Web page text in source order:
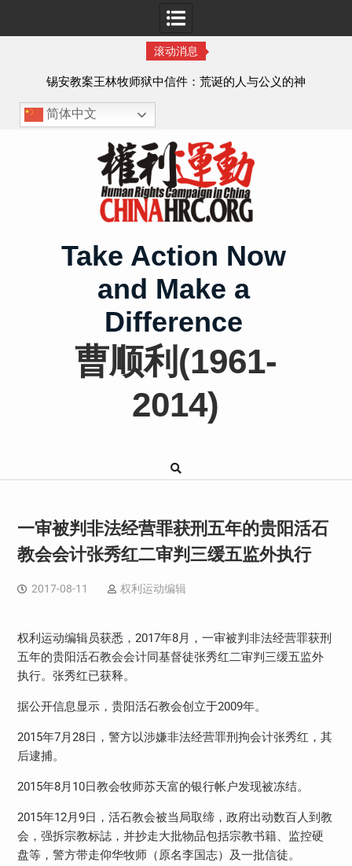
滚动消息
锡安教案王林牧师狱中信件：荒诞的人与公义的神
简体中文
Take Action Now
and Make a
Difference
曹顺利(1961-
2014)
一审被判非法经营罪获刑五年的贵阳活石
教会会计张秀红二审判三缓五监外执行
2017-08-11 权利运动编辑
权利运动编辑员获悉，2017年8月，一审被判非法经营罪获刑
五年的贵阳活石教会会计同基督徒张秀红二审判三缓五监外
执行。张秀红已获释。
据公开信息显示，贵阳活石教会创立于2009年。
2015年7月28日，警方以涉嫌非法经营罪刑拘会计张秀红，其
后逮捕。
2015年8月10日教会牧师苏天富的银行帐户发现被冻结。
2015年12月9日，活石教会被当局取缔，政府出动数百人到教
会，强拆宗教标誌，并抄走大批物品包括宗教书籍、监控硬
盘等，警方带走仰华牧师（原名李国志）及一批信徒。